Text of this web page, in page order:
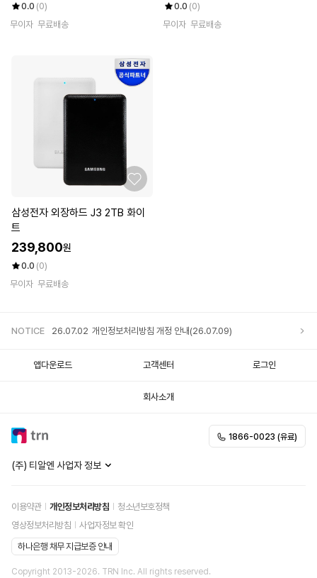
0.0 (0)
무이자 무료배송
0.0 (0)
무이자 무료배송
삼성전자 외장하드 J3 2TB 화이
트
239,800원
0.0 (0)
무이자 무료배송
NOTICE 26.07.02 개인정보처리방침 개정 안내(26.07.09)
앱다운로드 고객센터 로그인
회사소개
(주) 티알엔 사업자 정보
이용약관 개인정보처리방침
청소년보호정책
영상정보처리방침
사업자정보 확인
하나은행 채무 지급보증 안내
Copyright 2013-2026. TRN Inc. All rights reserved.
1866-0023 (유료)